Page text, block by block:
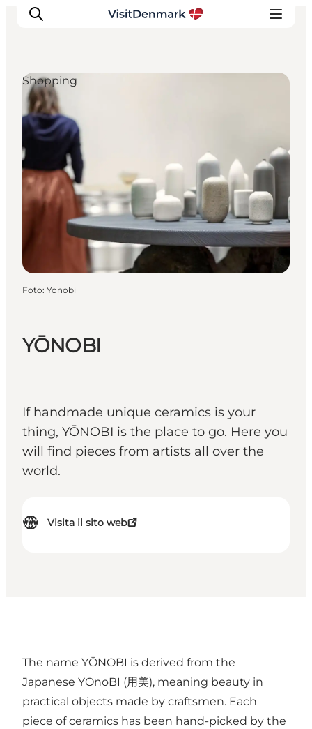
Ispirazioni
Dove andare
Cosa fare
Dove dormire
Pianifica il viaggio
YŌNOBI
If handmade unique ceramics is your
thing, YŌNOBI is the place to go. Here you
will find pieces from artists all over the
world.
Visita il sito web
Shopping
Foto: Yonobi
The name YŌNOBI is derived from the
Japanese YOnoBI (用美), meaning beauty in
practical objects made by craftsmen. Each
piece of ceramics has been hand-picked by the